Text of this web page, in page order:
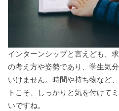
インターンシップと言えども、
の考え方や姿勢であり、学生気
いけません。時間や持ち物など
トこそ、しっかりと気を付けて
いですね。